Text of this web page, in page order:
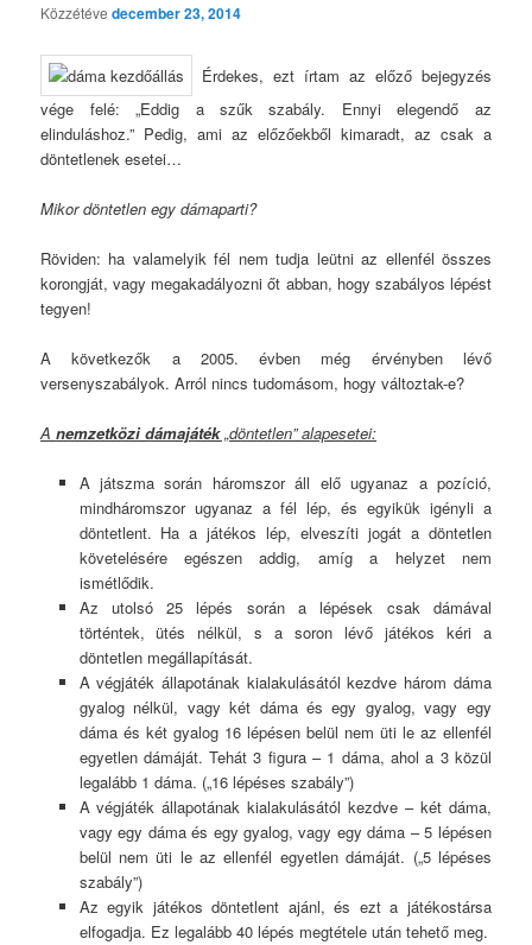
Közzétévedecember 23, 2014
Érdekes, ezt írtam az előző bejegyzés
vége felé: „Eddig a szűk szabály. Ennyi elegendő az
elinduláshoz.” Pedig, ami az előzőekből kimaradt, az csak a
döntetlenek esetei…
Mikor döntetlen egy dámaparti?
Röviden: ha valamelyik fél nem tudja leütni az ellenfél összes
korongját, vagy megakadályozni őt abban, hogy szabályos lépést
tegyen!
A következők a 2005. évben még érvényben lévő
versenyszabályok. Arról nincs tudomásom, hogy változtak-e?
Anemzetközi dámajáték„döntetlen” alapesetei:
A játszma során háromszor áll elő ugyanaz a pozíció,
mindháromszor ugyanaz a fél lép, és egyikük igényli a
döntetlent. Ha a játékos lép, elveszíti jogát a döntetlen
követelésére egészen addig, amíg a helyzet nem
ismétlődik.
Az utolsó 25 lépés során a lépések csak dámával
történtek, ütés nélkül, s a soron lévő játékos kéri a
döntetlen megállapítását.
A végjáték állapotának kialakulásától kezdve három dáma
gyalog nélkül, vagy két dáma és egy gyalog, vagy egy
dáma és két gyalog 16 lépésen belül nem üti le az ellenfél
egyetlen dámáját. Tehát 3 figura – 1 dáma, ahol a 3 közül
legalább 1 dáma. („16 lépéses szabály”)
A végjáték állapotának kialakulásától kezdve – két dáma,
vagy egy dáma és egy gyalog, vagy egy dáma – 5 lépésen
belül nem üti le az ellenfél egyetlen dámáját. („5 lépéses
szabály”)
Az egyik játékos döntetlent ajánl, és ezt a játékostársa
elfogadja. Ez legalább 40 lépés megtétele után tehető meg.